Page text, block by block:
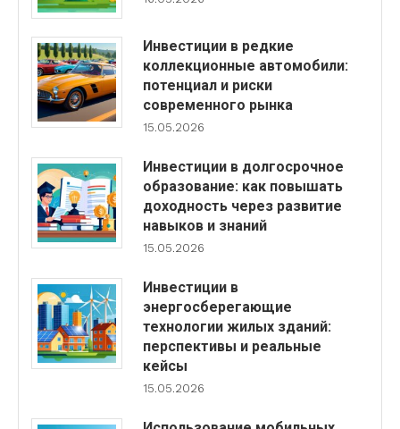
Инвестиции в редкие
коллекционные автомобили:
потенциал и риски
современного рынка
15.05.2026
Инвестиции в долгосрочное
образование: как повышать
доходность через развитие
навыков и знаний
15.05.2026
Инвестиции в
энергосберегающие
технологии жилых зданий:
перспективы и реальные
кейсы
15.05.2026